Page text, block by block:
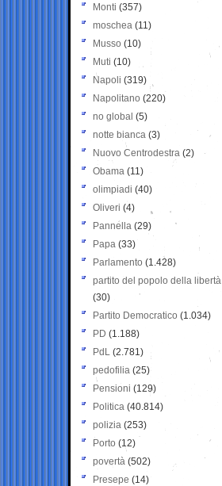
Monti (357)
moschea (11)
Musso (10)
Muti (10)
Napoli (319)
Napolitano (220)
no global (5)
notte bianca (3)
Nuovo Centrodestra (2)
Obama (11)
olimpiadi (40)
Oliveri (4)
Pannella (29)
Papa (33)
Parlamento (1.428)
partito del popolo della libertà
(30)
Partito Democratico (1.034)
PD (1.188)
PdL (2.781)
pedofilia (25)
Pensioni (129)
Politica (40.814)
polizia (253)
Porto (12)
povertà (502)
Presepe (14)